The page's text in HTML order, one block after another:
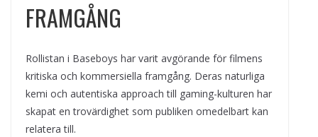
FRAMGÅNG
Rollistan i Baseboys har varit avgörande för filmens
kritiska och kommersiella framgång. Deras naturliga
kemi och autentiska approach till gaming-kulturen har
skapat en trovärdighet som publiken omedelbart kan
relatera till.